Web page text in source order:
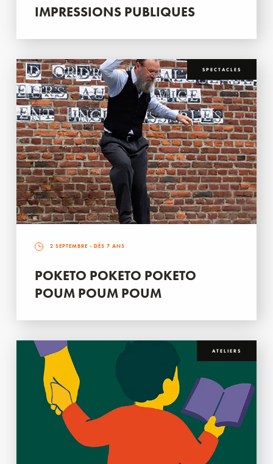
IMPRESSIONS PUBLIQUES
SPECTACLES
2 SEPTEMBRE - DÈS 7 ANS
POKETO POKETO POKETO
POUM POUM POUM
ATELIERS